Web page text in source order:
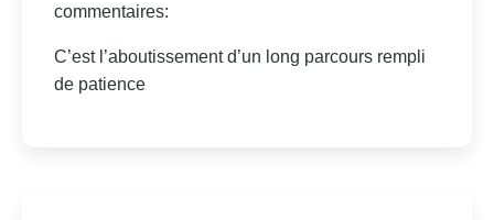
commentaires:
C’est l’aboutissement d’un long parcours rempli
de patience